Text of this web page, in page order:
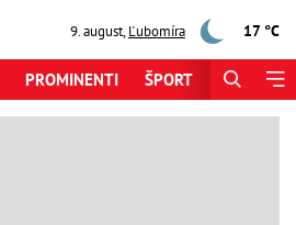
9. august,Ľubomíra 17 °C
PROMINENTI ŠPORT